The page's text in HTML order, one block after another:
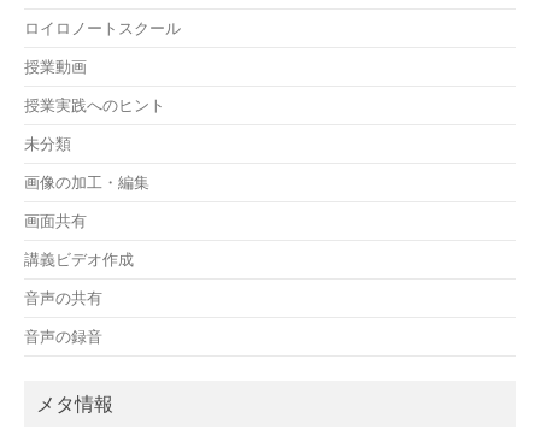
ロイロノートスクール
授業動画
授業実践へのヒント
未分類
画像の加工・編集
画面共有
講義ビデオ作成
音声の共有
音声の録音
メタ情報